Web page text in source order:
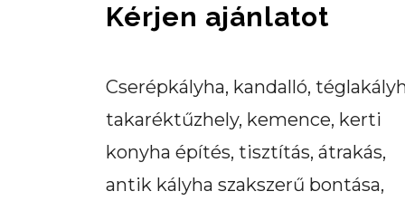
Kérjen ajánlatot
Cserépkályha, kandalló,
takaréktűzhely, kemence, kerti
konyha építés, tisztítás, átrakás,
antik kályha szakszerű bontása,